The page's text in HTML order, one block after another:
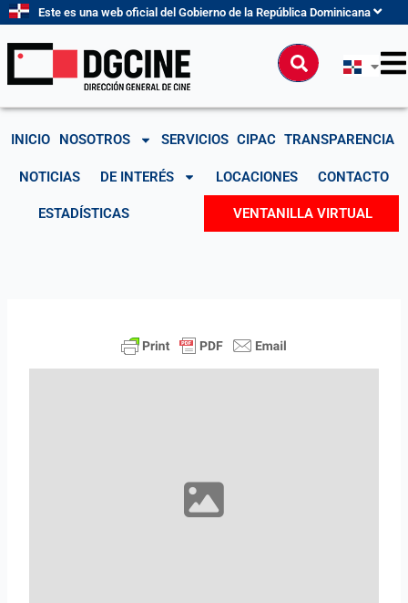
contenido
Este es una web oficial del Gobierno de la República Dominicana
Buscar
INICIO NOSOTROS SERVICIOS CIPAC TRANSPARENCIA
NOTICIAS DE INTERÉS LOCACIONES CONTACTO
ESTADÍSTICAS VENTANILLA VIRTUAL